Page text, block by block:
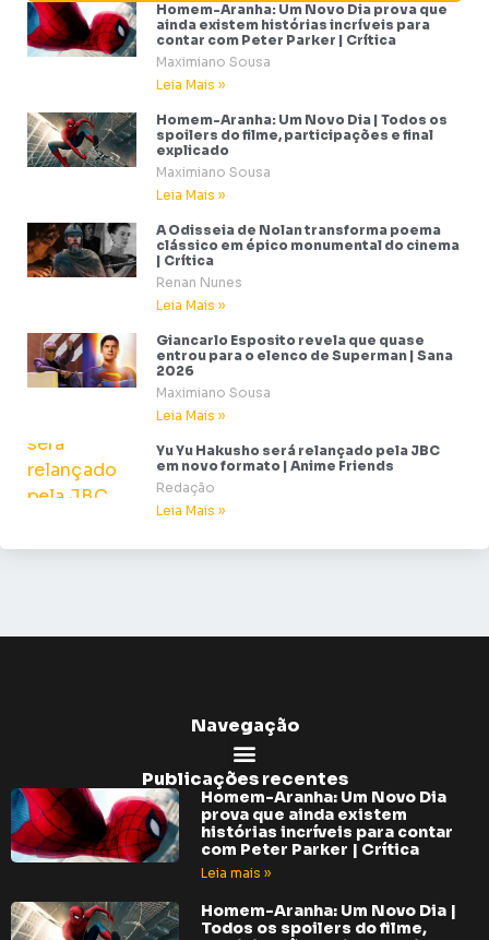
Homem-Aranha: Um Novo Dia prova que
ainda existem histórias incríveis para
contar com Peter Parker | Crítica
Maximiano Sousa
Leia Mais »
Homem-Aranha: Um Novo Dia | Todos os
spoilers do filme, participações e final
explicado
Maximiano Sousa
Leia Mais »
A Odisseia de Nolan transforma poema
clássico em épico monumental do cinema
| Crítica
Renan Nunes
Leia Mais »
Giancarlo Esposito revela que quase
entrou para o elenco de Superman | Sana
2026
Maximiano Sousa
Leia Mais »
Yu Yu Hakusho será relançado pela JBC
em novo formato | Anime Friends
Redação
Leia Mais »
Navegação
Publicações recentes
Homem-Aranha: Um Novo Dia
prova que ainda existem
histórias incríveis para contar
com Peter Parker | Crítica
Leia mais »
Homem-Aranha: Um Novo Dia |
Todos os spoilers do filme,